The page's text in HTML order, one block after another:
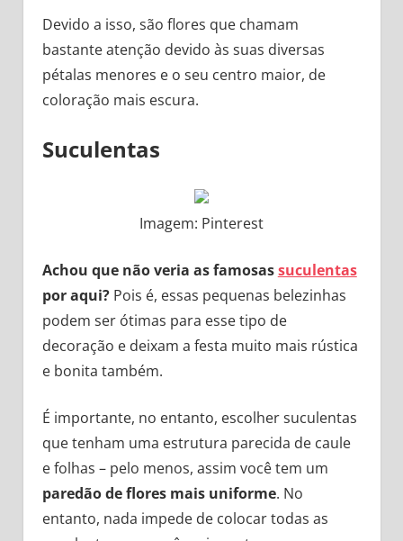
Devido a isso, são flores que chamam
bastante atenção devido às suas diversas
pétalas menores e o seu centro maior, de
coloração mais escura.
Suculentas
Imagem: Pinterest
Achou que não veria as famosassuculentas
por aqui?Pois é, essas pequenas belezinhas
podem ser ótimas para esse tipo de
decoração e deixam a festa muito mais rústica
e bonita também.
É importante, no entanto, escolher suculentas
que tenham uma estrutura parecida de caule
e folhas – pelo menos, assim você tem um
paredão de flores mais uniforme. No
entanto, nada impede de colocar todas as